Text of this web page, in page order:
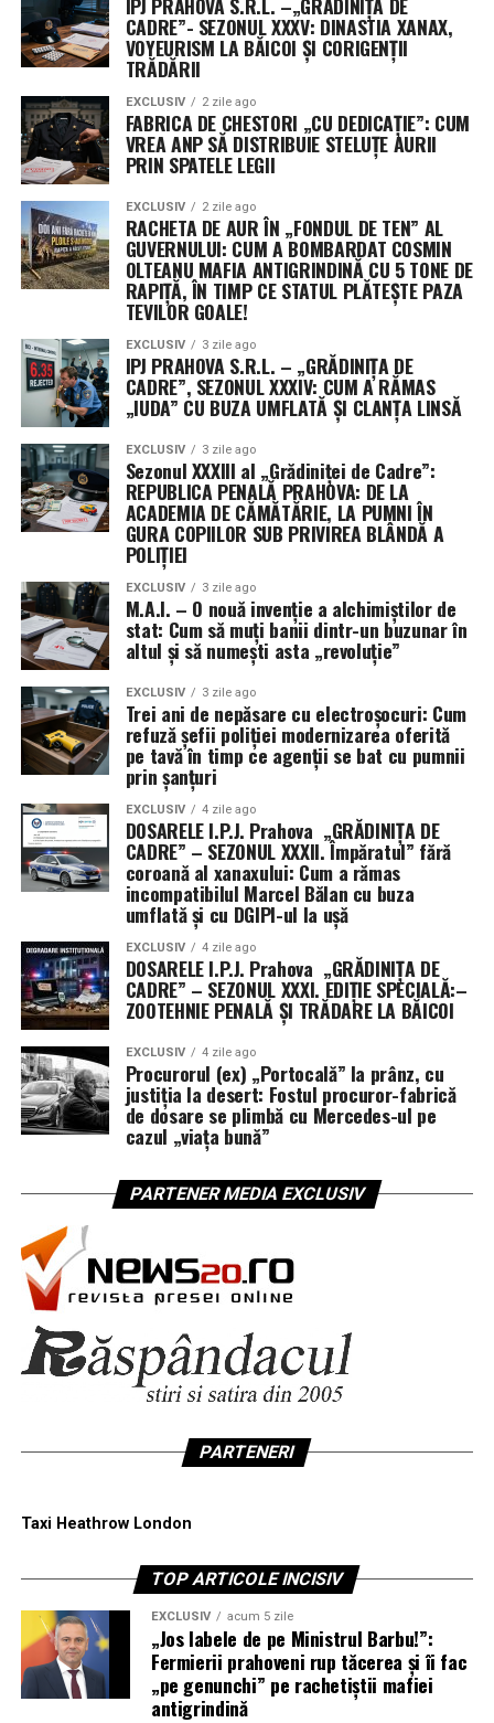
CADRE”- SEZONUL XXXV: DINASTIA XANAX,
VOYEURISM LA BĂICOI ȘI CORIGENȚII
TRĂDĂRII
EXCLUSIV 2 zile ago
FABRICA DE CHESTORI „CU DEDICAȚIE”: CUM
VREA ANP SĂ DISTRIBUIE STELUȚE AURII
PRIN SPATELE LEGII
EXCLUSIV 2 zile ago
RACHETA DE AUR ÎN „FONDUL DE TEN” AL
GUVERNULUI: CUM A BOMBARDAT COSMIN
OLTEANU MAFIA ANTIGRINDINĂ CU 5 TONE DE
RAPIȚĂ, ÎN TIMP CE STATUL PLĂTEȘTE PAZA
TEVILOR GOALE!
EXCLUSIV 3 zile ago
IPJ PRAHOVA S.R.L. – „GRĂDINIȚA DE
CADRE”, SEZONUL XXXIV: CUM A RĂMAS
„IUDA” CU BUZA UMFLATĂ ȘI CLANȚA LINSĂ
EXCLUSIV 3 zile ago
Sezonul XXXIII al „Grădiniței de Cadre”:
REPUBLICA PENALĂ PRAHOVA: DE LA
ACADEMIA DE CĂMĂTĂRIE, LA PUMNI ÎN
GURA COPIILOR SUB PRIVIREA BLÂNDĂ A
POLIȚIEI
EXCLUSIV 3 zile ago
M.A.I. – O nouă invenție a alchimiștilor de
stat: Cum să muți banii dintr-un buzunar în
altul și să numești asta „revoluție”
EXCLUSIV 3 zile ago
Trei ani de nepăsare cu electroșocuri: Cum
refuză șefii poliției modernizarea oferită
pe tavă în timp ce agenții se bat cu pumnii
prin șanțuri
EXCLUSIV 4 zile ago
DOSARELE I.P.J. Prahova „GRĂDINIȚA DE
CADRE” – SEZONUL XXXII. Împăratul” fără
coroană al xanaxului: Cum a rămas
incompatibilul Marcel Bălan cu buza
umflată și cu DGIPI-ul la ușă
EXCLUSIV 4 zile ago
DOSARELE I.P.J. Prahova „GRĂDINIȚA DE
CADRE” – SEZONUL XXXI. EDIȚIE SPECIALĂ:–
ZOOTEHNIE PENALĂ ȘI TRĂDARE LA BĂICOI
EXCLUSIV 4 zile ago
Procurorul (ex) „Portocală” la prânz, cu
justiția la desert: Fostul procuror-fabrică
de dosare se plimbă cu Mercedes-ul pe
cazul „viața bună”
PARTENER MEDIA EXCLUSIV
PARTENERI
Taxi Heathrow London
TOP ARTICOLE INCISIV
EXCLUSIV acum 5 zile
„Jos labele de pe Ministrul Barbu!”:
Fermierii prahoveni rup tăcerea și îi fac
„pe genunchi” pe rachetiștii mafiei
antigrindină